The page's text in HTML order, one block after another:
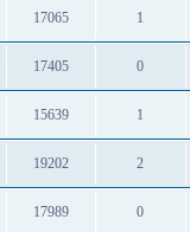
1
ردود
17065
مشاهدات
0
ردود
17405
مشاهدات
1
ردود
15639
مشاهدات
2
ردود
19202
مشاهدات
0
17989